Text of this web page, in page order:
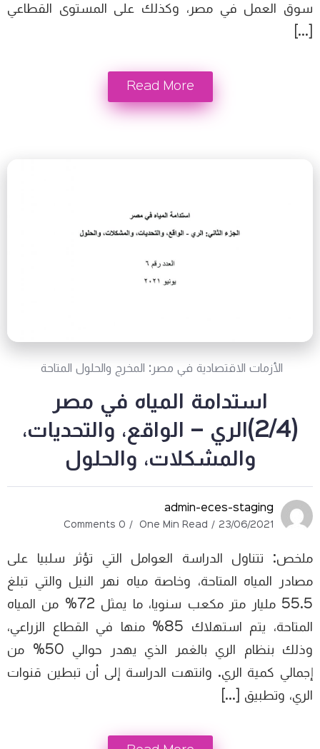
سوق العمل في مصر، وكذلك على المستوى القطاعي
[…]
Read More
الأزمات الاقتصادية في مصر: المخرج والحلول المتاحة
استدامة المياه في مصر
(2/4)الري – الواقع، والتحديات،
والمشكلات، والحلول
admin-eces-staging
23/06/2021
One Min Read
0 Comments
ملخص: تتناول الدراسة العوامل التي تؤثر سلبيا على
مصادر المياه المتاحة، وخاصة مياه نهر النيل والتي تبلغ
55.5 مليار متر مكعب سنويا، ما يمثل 72% من المياه
المتاحة، يتم استهلاك 85% منها في القطاع الزراعي،
وذلك بنظام الري بالغمر الذي يهدر حوالي 50% من
إجمالي كمية الري. وانتهت الدراسة إلى أن تبطين قنوات
الري، وتطبيق […]